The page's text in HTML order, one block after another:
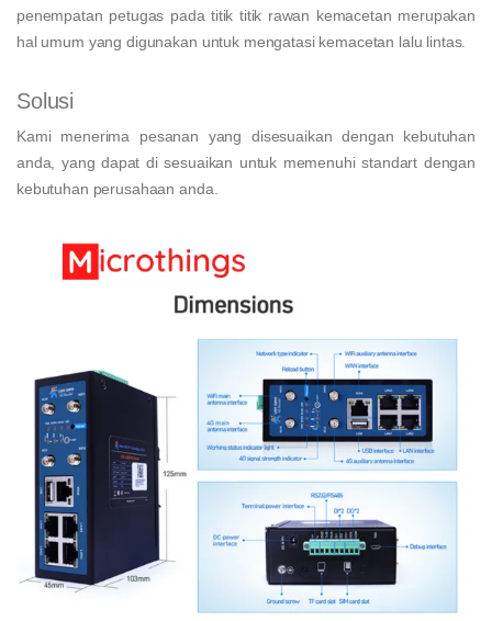
penempatan petugas pada titik titik rawan kemacetan merupakan
hal umum yang digunakan untuk mengatasi kemacetan lalu lintas.
Solusi
Kami menerima pesanan yang disesuaikan dengan kebutuhan
anda, yang dapat di sesuaikan untuk memenuhi standart dengan
kebutuhan perusahaan anda.